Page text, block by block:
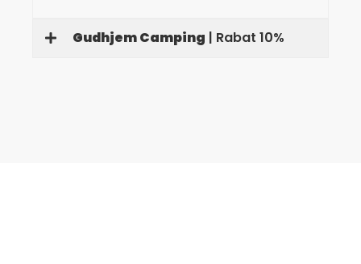
Gudhjem Camping | Rabat 10%